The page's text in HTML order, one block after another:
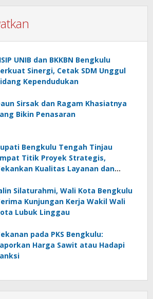
UNIB dan BKKBN Bengkulu
Sinergi, Cetak SDM Unggul
Kependudukan
Sirsak dan Ragam Khasiatnya
Bikin Penasaran
Bengkulu Tengah Tinjau
Titik Proyek Strategis,
Kualitas Layanan dan
Silaturahmi, Wali Kota Bengkulu
Kunjungan Kerja Wakil Wali
Lubuk Linggau
pada PKS Bengkulu:
Harga Sawit atau Hadapi